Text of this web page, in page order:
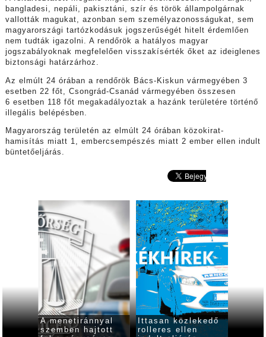
bangladesi, nepáli, pakisztáni, szír és török állampolgárnak
vallották magukat, azonban sem személyazonosságukat, sem
magyarországi tartózkodásuk jogszerűségét hitelt érdemlően
nem tudták igazolni. A rendőrök a hatályos magyar
jogszabályoknak megfelelően visszakísérték őket az ideiglenes
biztonsági határzárhoz.
Az elmúlt 24 órában a rendőrök Bács-Kiskun vármegyében 3
esetben 22 főt, Csongrád-Csanád vármegyében összesen
6 esetben 118 főt megakadályoztak a hazánk területére történő
illegális belépésben.
Magyarország területén az elmúlt 24 órában közokirat-
hamisítás miatt 1, embercsempészés miatt 2 ember ellen indult
büntetőeljárás.
A menetiránnyal
szemben hajtott
Ittasan közlekedő
rolleres ellen
Két